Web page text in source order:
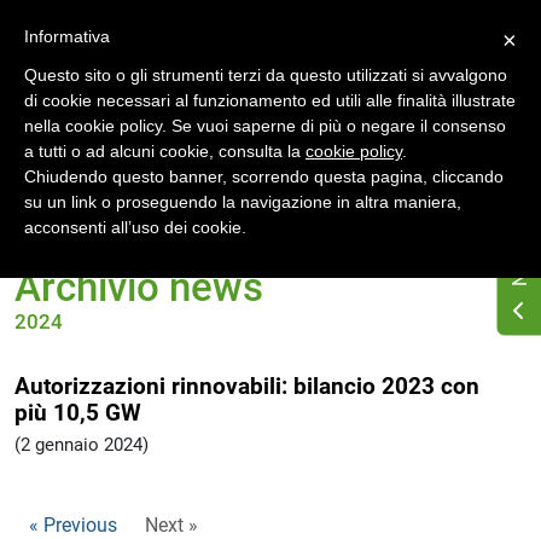
Home News Archivio 2024
Archivio news
2024
Autorizzazioni rinnovabili: bilancio 2023 con
più 10,5 GW
(2 gennaio 2024)
« Previous Next »
×
Informativa
Questo sito o gli strumenti terzi da questo utilizzati si avvalgono
di cookie necessari al funzionamento ed utili alle finalità illustrate
nella cookie policy. Se vuoi saperne di più o negare il consenso
a tutti o ad alcuni cookie, consulta la cookie policy.
Chiudendo questo banner, scorrendo questa pagina, cliccando
su un link o proseguendo la navigazione in altra maniera,
acconsenti all’uso dei cookie.